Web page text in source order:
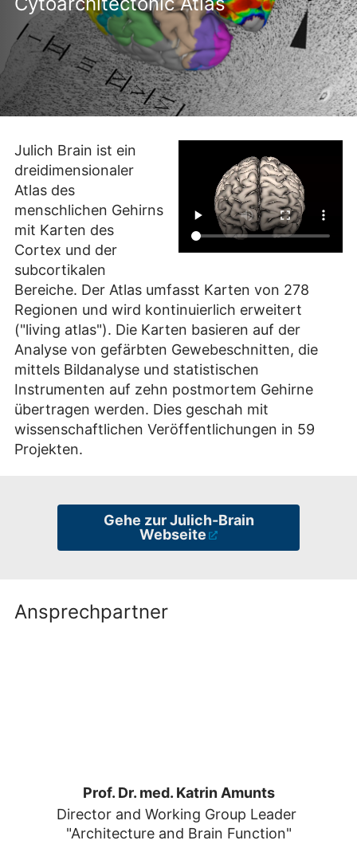
Julich Brain ist ein
dreidimensionaler
Atlas des
menschlichen Gehirns
mit Karten des
Cortex und der
subcortikalen
Bereiche. Der Atlas umfasst Karten von 278
Regionen und wird kontinuierlich erweitert
("living atlas"). Die Karten basieren auf der
Analyse von gefärbten Gewebeschnitten, die
mittels Bildanalyse und statistischen
Instrumenten auf zehn postmortem Gehirne
übertragen werden. Dies geschah mit
wissenschaftlichen Veröffentlichungen in 59
Projekten.
Gehe zur Julich-Brain
Webseite
Ansprechpartner
Prof. Dr. med. Katrin Amunts
Director and Working Group Leader
"Architecture and Brain Function"